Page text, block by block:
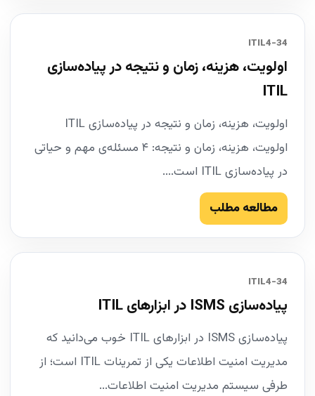
34-ITIL4
اولویت، هزینه، زمان و نتیجه در پیاده‌سازی
ITIL
اولویت، هزینه، زمان و نتیجه در پیاده‌سازی ITIL
اولویت، هزینه، زمان و نتیجه: ۴ مسئله‌ی مهم و حیاتی
در پیاده‌سازی ITIL است....
مطالعه مطلب
34-ITIL4
پیاده‌سازی ISMS در ابزارهای ITIL
پیاده‌سازی ISMS در ابزارهای ITIL خوب می‌دانید که
مدیریت امنیت اطلاعات یکی از تمرینات ITIL است؛ از
طرفی سیستم مدیریت امنیت اطلاعات...